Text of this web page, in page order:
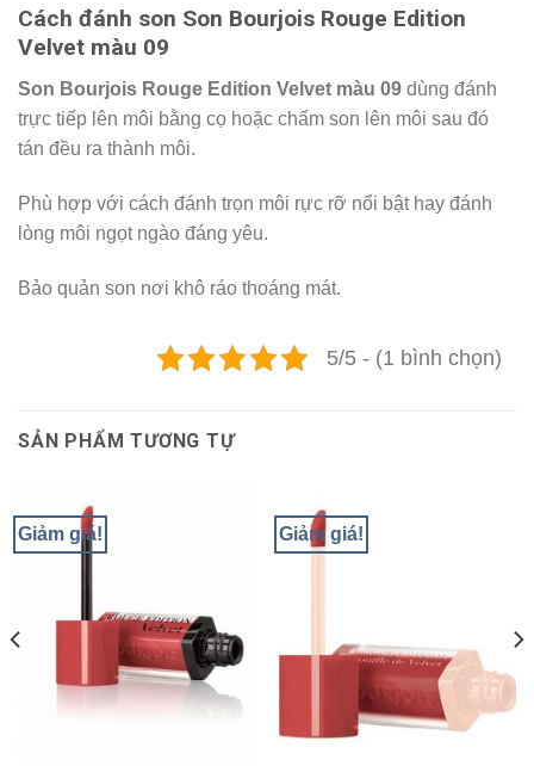
Cách đánh son Son Bourjois Rouge Edition
Velvet màu 09
Son Bourjois Rouge Edition Velvet màu 09 dùng đánh
trực tiếp lên môi bằng cọ hoặc chấm son lên môi sau đó
tán đều ra thành môi.
Phù hợp với cách đánh trọn môi rực rỡ nổi bật hay đánh
lòng môi ngọt ngào đáng yêu.
Bảo quản son nơi khô ráo thoáng mát.
5/5 - (1 bình chọn)
SẢN PHẨM TƯƠNG TỰ
Giảm giá! Giảm giá!